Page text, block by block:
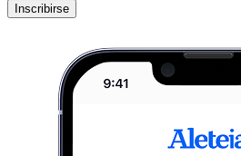
Inscribirse